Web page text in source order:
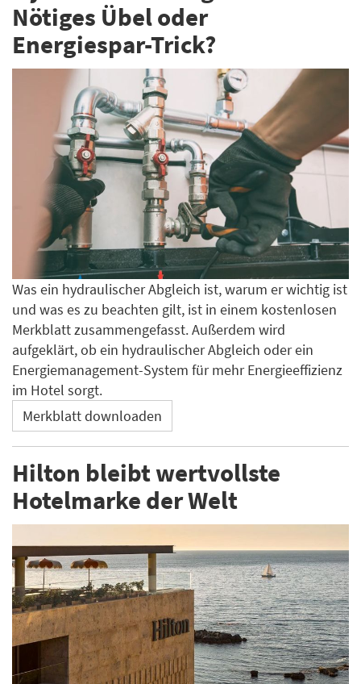
Nötiges Übel oder
Energiespar-Trick?
Was ein hydraulischer Abgleich ist, warum er wichtig ist
und was es zu beachten gilt, ist in einem kostenlosen
Merkblatt zusammengefasst. Außerdem wird
aufgeklärt, ob ein hydraulischer Abgleich oder ein
Energiemanagement-System für mehr Energieeffizienz
im Hotel sorgt.
Merkblatt downloaden
Hilton bleibt wertvollste
Hotelmarke der Welt